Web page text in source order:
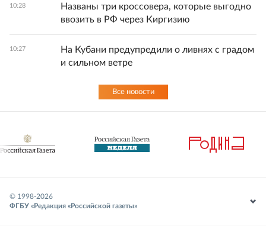
10:28
Названы три кроссовера, которые выгодно
ввозить в РФ через Киргизию
10:27
На Кубани предупредили о ливнях с градом
и сильном ветре
Все новости
© 1998-2026
ФГБУ «Редакция «Российской газеты»